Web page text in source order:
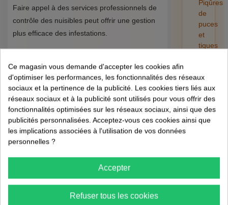
Faire appel à des services professionnels de
contrôle des nuisibles peut offrir une gestion
plus efficace des infestations.
personnalisées.
Interventions régulières pour la prévention
continue.
Conclusion et
Appel à l'Action
La prévention des nuisibles dans les
entrepôts logistiques est essentielle pour
assurer la sécurité et la qualité des
Piqûres
de
puces
et
tiques
:
risques,
retrait
et
Ce magasin vous demande d'accepter les cookies afin
d'optimiser les performances, les fonctionnalités des réseaux
sociaux et la pertinence de la publicité. Les cookies tiers liés aux
réseaux sociaux et à la publicité sont utilisés pour vous offrir des
fonctionnalités optimisées sur les réseaux sociaux, ainsi que des
publicités personnalisées. Acceptez-vous ces cookies ainsi que
les implications associées à l'utilisation de vos données
personnelles ?
Accepter
Refuser tous les cookies